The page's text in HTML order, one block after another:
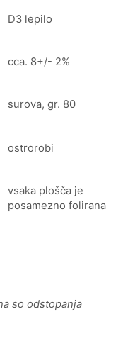
D3 lepilo
cca. 8+/- 2%
surova, gr. 80
ostrorobi
vsaka plošča je
posamezno folirana
so odstopanja